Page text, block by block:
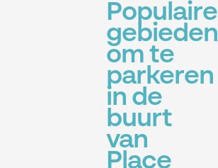
Populaire
gebieden
om te
parkeren
in de
buurt
van
Place